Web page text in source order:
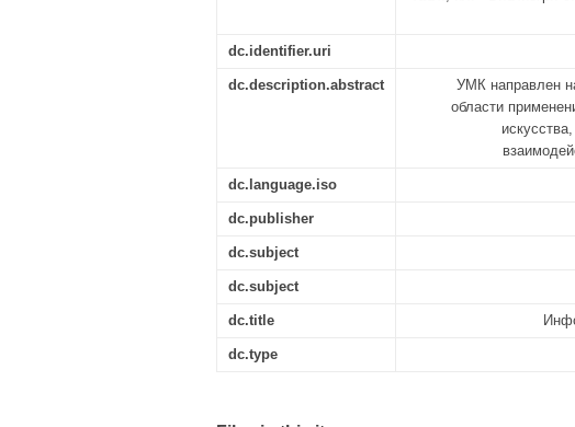
dc.identifier.uri
dc.description.abstract
УМК направлен
области
dc.language.iso
dc.publisher
dc.subject
dc.subject
dc.title
dc.type